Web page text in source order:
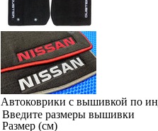
Автоковрики с вышивкой по
Введите размеры вышивки
Размер (см)